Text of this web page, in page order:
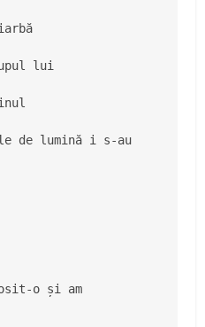
lui
de lumină i s-au
o și am